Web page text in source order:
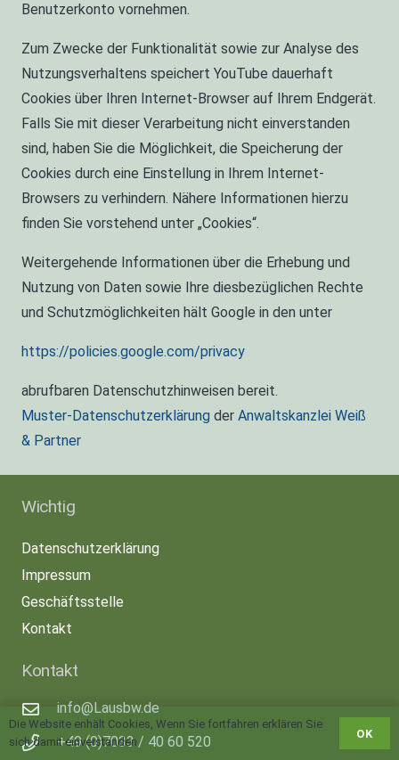
Benutzerkonto vornehmen.
Zum Zwecke der Funktionalität sowie zur Analyse des
Nutzungsverhaltens speichert YouTube dauerhaft
Cookies über Ihren Internet-Browser auf Ihrem Endgerät.
Falls Sie mit dieser Verarbeitung nicht einverstanden
sind, haben Sie die Möglichkeit, die Speicherung der
Cookies durch eine Einstellung in Ihrem Internet-
Browsers zu verhindern. Nähere Informationen hierzu
finden Sie vorstehend unter „Cookies“.
Weitergehende Informationen über die Erhebung und
Nutzung von Daten sowie Ihre diesbezüglichen Rechte
und Schutzmöglichkeiten hält Google in den unter
https://policies.google.com/privacy
abrufbaren Datenschutzhinweisen bereit.
Muster-Datenschutzerklärung der Anwaltskanzlei Weiß
& Partner
Wichtig
Datenschutzerklärung
Impressum
Geschäftsstelle
Kontakt
Kontakt
info@Lausbw.de
+49 (0)7033 / 40 60 520
Die Website enhält Cookies, Wenn Sie fortfahren erklären Sie
sich damit einverstanden
OK